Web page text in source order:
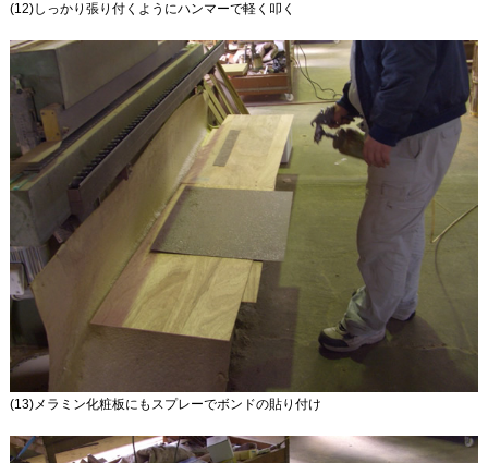
(12)しっかり張り付くようにハンマーで軽く叩く
(13)メラミン化粧板にもスプレーでボンドの貼り付け